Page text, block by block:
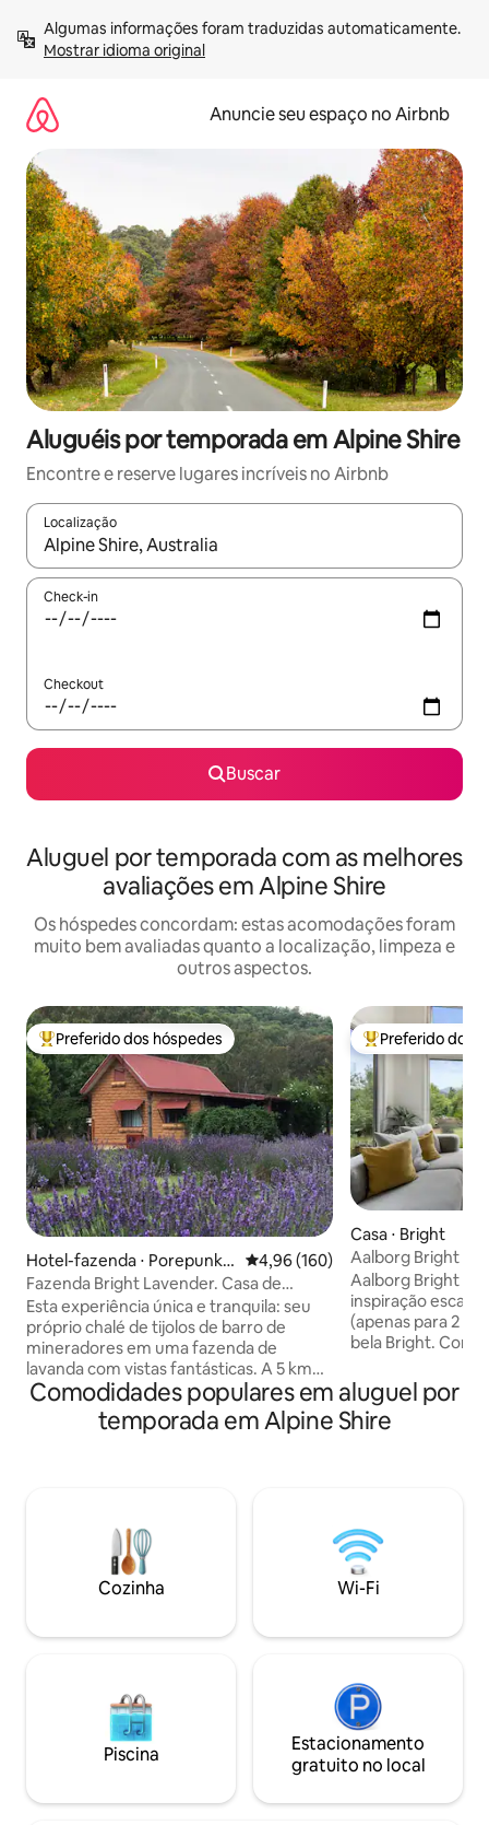
para
Mostrar idioma original
Anuncie seu espaço no Airbnb
Aluguéis por temporada em Alpine Shire
Encontre e reserve lugares incríveis no Airbnb
Localização
Quando os resultados estiverem disponíveis, explore-os
Check-in
Checkout
Buscar
Aluguel por temporada com as melhores
avaliações em Alpine Shire
Os hóspedes concordam: estas acomodações foram
muito bem avaliadas quanto a localização, limpeza e
outros aspectos.
Entre os melhores preferidos dos hóspedes
Preferido dos hóspedes
Hotel-fazenda ⋅ Porepunka
h
4,96 de uma avaliação média de
4,96 (160)
Fazenda Bright Lavender. Casa de
campo de tijolos de barro dos mineiros 1
Esta experiência única e tranquila: seu
próprio chalé de tijolos de barro de
mineradores em uma fazenda de
lavanda com vistas fantásticas. A 5 km
de Bright. Também nas proximidades, há
a trilha ferroviária, o campo de golfe e
trilhas para caminhada, o Monte Buffalo
riacho na montanha próximo, também
na propriedade. A lavanda floresce por
volta de meados de dezembro e é
colhida em fevereiro para a produção de
Entre os
Preferido dos
Casa ⋅ Bright
Aalborg Bright
Aalborg Bright é
inspiração
(apenas para 2
bela Bright. Com
e design
ele define a
procuram
significa que
do máximo
pegada de
Comodidades populares em aluguel por
temporada em Alpine Shire
Cozinha Wi-Fi
Piscina
Estacionamento
gratuito no local